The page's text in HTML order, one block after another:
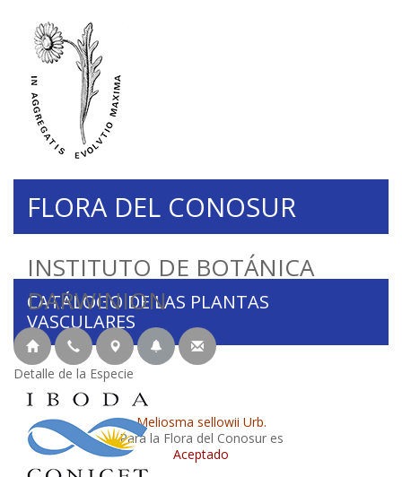
INSTITUTO DE BOTÁNICA
DARWINION
FLORA DEL CONOSUR
CATÁLOGO DE LAS PLANTAS
VASCULARES
Detalle de la Especie
Meliosma sellowii Urb.
Para la Flora del Conosur es
Aceptado